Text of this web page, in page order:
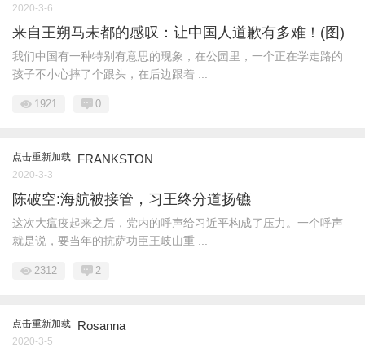
2020-3-6
来自王朔马未都的感叹：让中国人道歉有多难！(图)
我们中国有一种特别有意思的现象，在公园里，一个正在学走路的
孩子不小心摔了个跟头，在后边跟着 ...
1921 0
点击重新加载 FRANKSTON
2020-3-3
陈破空:海航被接管，习王终分道扬镳
这次大瘟疫起来之后，党内的呼声给习近平构成了压力。一个呼声
就是说，要当年的抗萨功臣王岐山重 ...
2312 2
点击重新加载 Rosanna
2020-3-5